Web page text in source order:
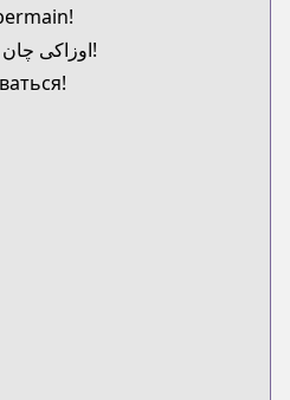
series/166064/list
fa:اوزاکی چان میخواد وقت بگذرونه!